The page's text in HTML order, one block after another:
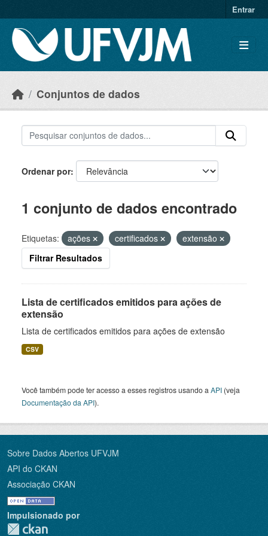
Entrar
Conjuntos de dados
Ordenar por
1 conjunto de dados encontrado
Etiquetas: ações certificados
extensão
Filtrar Resultados
Lista de certificados emitidos para ações de
extensão
Lista de certificados emitidos para ações de extensão
CSV
Você também pode ter acesso a esses registros usando a API (veja
Documentação da API).
Sobre Dados Abertos UFVJM
API do CKAN
Associação CKAN
Impulsionado por